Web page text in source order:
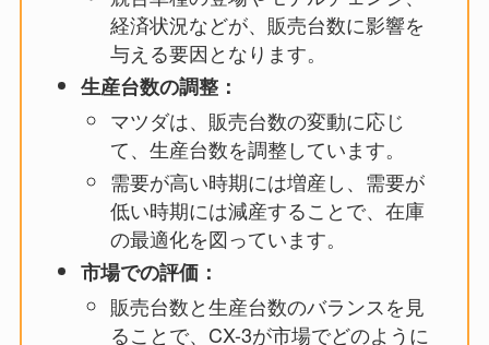
経済状況などが、販売台数に影響を
与える要因となります。
生産台数の調整：
マツダは、販売台数の変動に応じ
て、生産台数を調整しています。
需要が高い時期には増産し、需要が
低い時期には減産することで、在庫
の最適化を図っています。
市場での評価：
販売台数と生産台数のバランスを見
ることで、CX-3が市場でどのように